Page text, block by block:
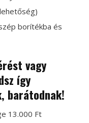
borítékba és
vagy
így
barátodnak!
13.000 Ft